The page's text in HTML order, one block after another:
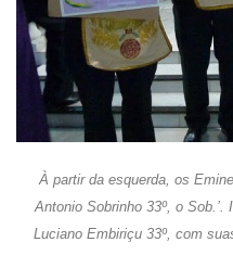
À partir da esquerda, os
Antonio Sobrinho 33º, o Sob.’.
Luciano Embiriçu 33º, com